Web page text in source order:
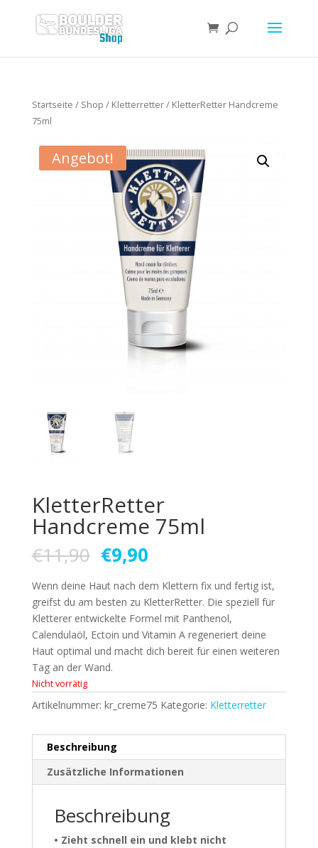
Startseite / Shop / Kletterretter/ KletterRetter Handcreme
75ml
Angebot!
KletterRetter
Handcreme 75ml
€11,90 €9,90
Wenn deine Haut nach dem Klettern fix und fertig ist,
greifst du am besten zu KletterRetter. Die speziell für
Kletterer entwickelte Formel mit Panthenol,
Calendulaöl, Ectoin und Vitamin A regeneriert deine
Haut optimal und macht dich bereit für einen weiteren
Tag an der Wand.
Nicht vorrätig
Artikelnummer: kr_creme75 Kategorie: Kletterretter
Beschreibung
Zusätzliche Informationen
Beschreibung
• Zieht schnell ein und klebt nicht